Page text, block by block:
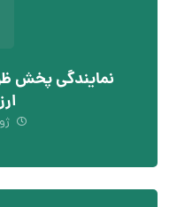
نمایندگی پخش